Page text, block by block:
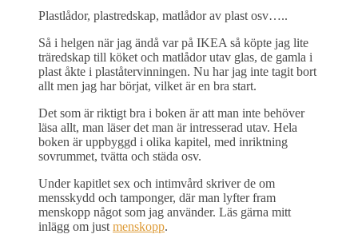
Plastlådor, plastredskap, matlådor av plast osv…..
Så i helgen när jag ändå var på IKEA så köpte jag lite
träredskap till köket och matlådor utav glas, de gamla i
plast åkte i plaståtervinningen. Nu har jag inte tagit bort
allt men jag har börjat, vilket är en bra start.
Det som är riktigt bra i boken är att man inte behöver
läsa allt, man läser det man är intresserad utav. Hela
boken är uppbyggd i olika kapitel, med inriktning
sovrummet, tvätta och städa osv.
Under kapitlet sex och intimvård skriver de om
mensskydd och tamponger, där man lyfter fram
menskopp något som jag använder. Läs gärna mitt
inlägg om just menskopp.